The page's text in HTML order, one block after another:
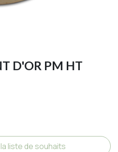
D'OR PM HT
liste de souhaits